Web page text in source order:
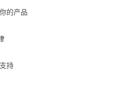
的产品
持